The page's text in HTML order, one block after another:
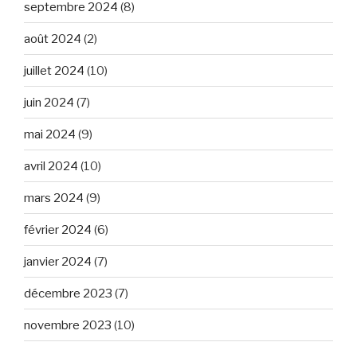
septembre 2024 (8)
août 2024 (2)
juillet 2024 (10)
juin 2024 (7)
mai 2024 (9)
avril 2024 (10)
mars 2024 (9)
février 2024 (6)
janvier 2024 (7)
décembre 2023 (7)
novembre 2023 (10)